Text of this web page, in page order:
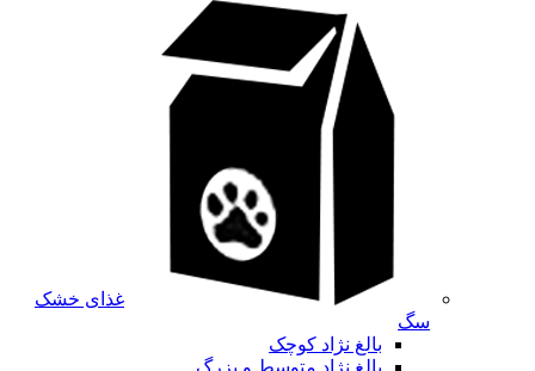
غذای خشک
سگ
بالغ نژاد کوچک
بالغ نژاد متوسط و بزرگ